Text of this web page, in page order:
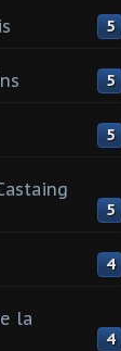
5
5
5
5
4
la
4